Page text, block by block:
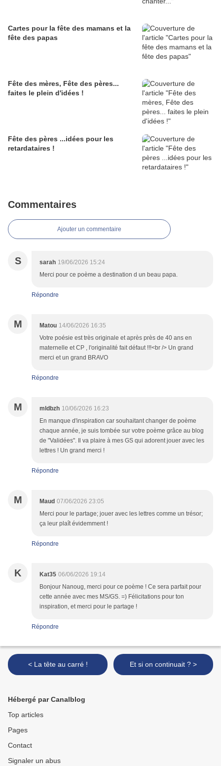
Cartes pour la fête des mamans et la
fête des papas
Fête des mères, Fête des pères...
faites le plein d'idées !
Fête des pères ...idées pour les
retardataires !
Commentaires
Ajouter un commentaire
S sarah 19/06/2026 15:24
Merci pour ce poème a destination d un beau papa.
Répondre
M Matou 14/06/2026 16:35
Votre poésie est très originale et après près de 40 ans en
maternelle et CP , l'originalité fait défaut !!!<br /> Un grand
merci et un grand BRAVO
Répondre
M mldbzh 10/06/2026 16:23
En manque d'inspiration car souhaitant changer de poème
chaque année, je suis tombée sur votre poème grâce au blog
de "Validées". Il va plaire à mes GS qui adorent jouer avec les
lettres ! Un grand merci !
Répondre
M Maud 07/06/2026 23:05
Merci pour le partage; jouer avec les lettres comme un trésor;
ça leur plaît évidemment !
Répondre
K Kat35 06/06/2026 19:14
Bonjour Nanoug, merci pour ce poème ! Ce sera parfait pour
cette année avec mes MS/GS. =) Félicitations pour ton
inspiration, et merci pour le partage !
Répondre
< La tête au carré ! Et si on continuait ? >
Hébergé par Canalblog
Top articles
Pages
Contact
Signaler un abus